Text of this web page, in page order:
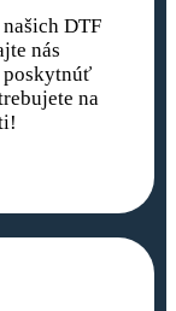
DTF
nás
poskytnúť
na